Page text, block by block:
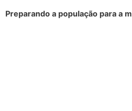
Preparando a população para a